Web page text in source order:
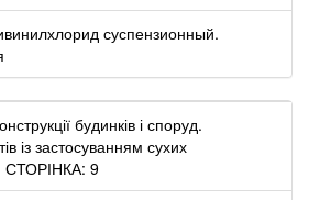
суспензионный.
будинків і споруд.
із застосуванням сухих
СТОРІНКА: 9